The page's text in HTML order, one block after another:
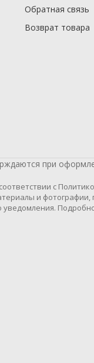
Обратная связь
Возврат товара
при
с
и